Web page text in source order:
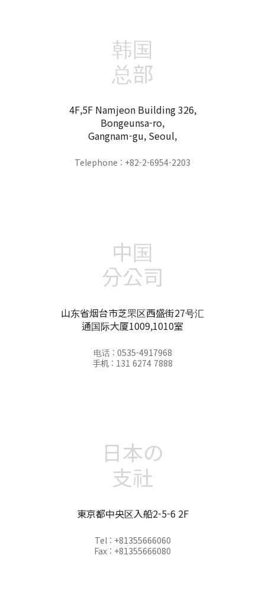
韩国
总部
4F,5F Namjeon Building 326,
Bongeunsa-ro,
Gangnam-gu, Seoul,
Telephone : +82-2-6954-2203
中国
分公司
山东省烟台市芝罘区西盛街27号汇
通国际大厦1009,1010室
电话 : 0535-4917968
手机 : 131 6274 7888
日本の
支社
東京都中央区入船2-5-6 2F
Tel : +81355666060
Fax : +81355666080